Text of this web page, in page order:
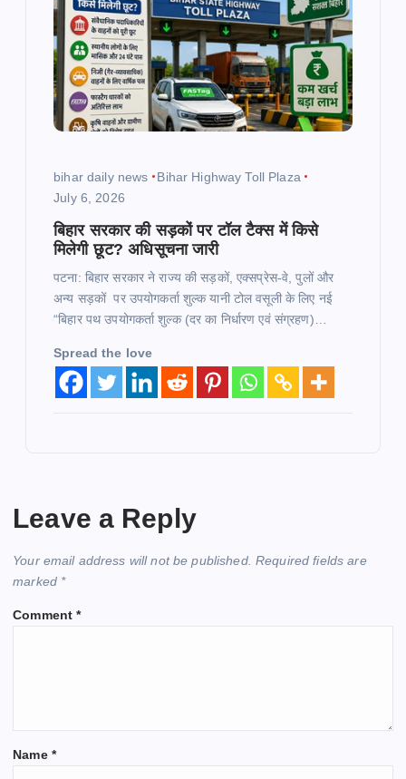
bihar daily news
Bihar Highway Toll Plaza
July 6, 2026
बिहार सरकार की सड़कों पर टॉल टैक्स में किसे
मिलेगी छूट? अधिसूचना जारी
पटना: बिहार सरकार ने राज्य की सड़कों, एक्सप्रेस-वे, पुलों और
अन्य सड़कों पर उपयोगकर्ता शुल्क यानी टोल वसूली के लिए नई
“बिहार पथ उपयोगकर्ता शुल्क (दर का निर्धारण एवं संग्रहण)…
Spread the love
Leave a Reply
Your email address will not be published. Required fields are
marked *
Comment*
Name *